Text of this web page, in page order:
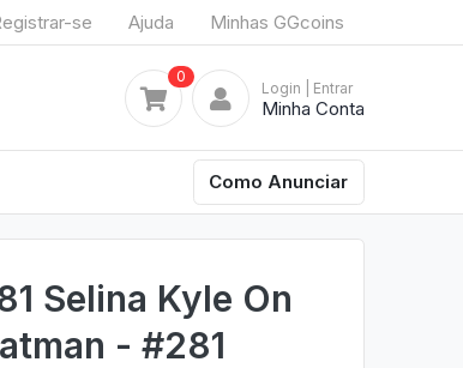
se Ajuda Minhas GGcoins
0
Login | Entrar
Minha Conta
Como Anunciar
Selina Kyle On
- #281